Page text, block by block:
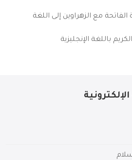
مع الزهراوين إلى اللغة
باللغة الإنجليزية